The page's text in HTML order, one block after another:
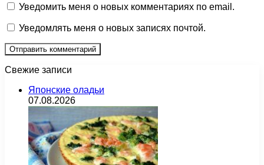
Уведомить меня о новых комментариях по email.
Уведомлять меня о новых записях почтой.
Свежие записи
Японские оладьи
07.08.2026